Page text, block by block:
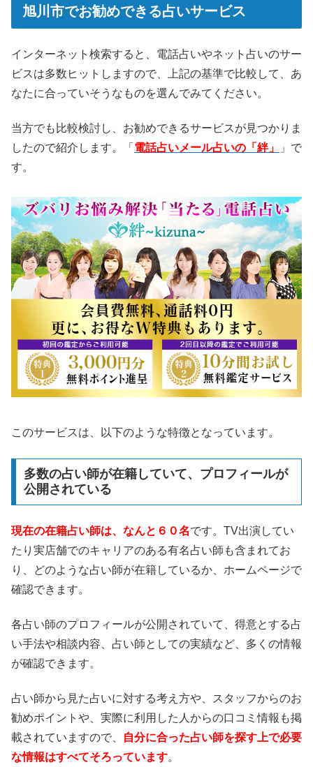
旭川市でお勧めできる占いサービス
インターネット検索すると、電話占いやネット占いのサー
ビスは多数ヒットしますので、上記の基準で比較して、あ
なたに合っていそうなものを選んでみてください。
当方でも比較検討し、お勧めできるサービスが見つかりま
したので紹介します。「 電話占いメール占いの「絆」
」で
す。
このサービスは、以下のような特徴となっています。
多数の占い師が在籍していて、プロフィールが
公開されている
現在の在籍占い師は、なんと６０名です。TV出演してい
たり実店舗でのキャリアのある有名占い師も含まれてお
り、どのような占い師が在籍しているか、ホームページで
確認できます。
各占い師のプロフィールが公開されていて、得意とする占
い手法や相談内容、占い師としての実績など、多くの情報
が確認できます。
占い師から見た占いに対する考え方や、スタッフからのお
勧めポイントや、実際に利用した人からの口コミ情報も掲
載されていますので、
自分に合った占い師を探す上で必要
な情報はすべてそろっています。